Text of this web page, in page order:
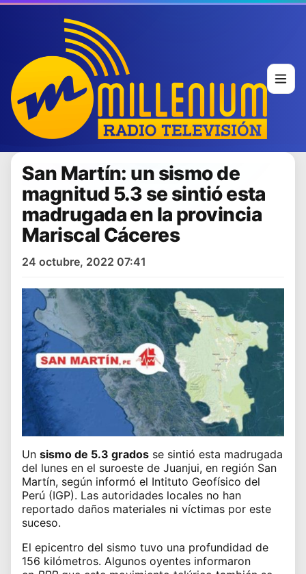
San Martín: un sismo de
magnitud 5.3 se sintió esta
madrugada en la provincia
Mariscal Cáceres
24 octubre, 2022 07:41
Un sismo de 5.3 grados se sintió esta madrugada
del lunes en el suroeste de Juanjui, en región San
Martín, según informó el Intituto Geofísico del
Perú (IGP). Las autoridades locales no han
reportado daños materiales ni víctimas por este
suceso.
El epicentro del sismo tuvo una profundidad de
156 kilómetros. Algunos oyentes informaron